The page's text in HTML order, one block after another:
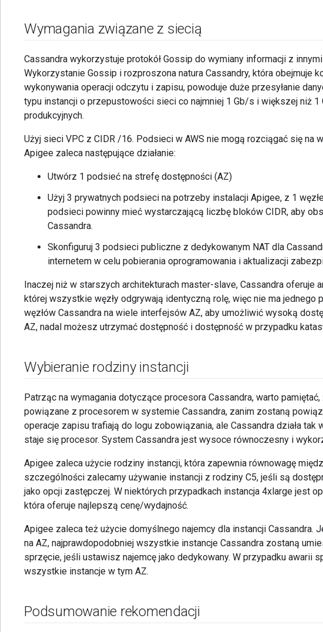
Wymagania związane z siecią
Cassandra wykorzystuje protokół Gossip do wymiany informacji z
Wykorzystanie Gossip i rozproszona natura Cassandry, która obejmuje
wykonywania operacji odczytu i zapisu, powoduje duże przesyłanie
typu instancji o przepustowości sieci co najmniej 1 Gb/s i większej niż
produkcyjnych.
Użyj sieci VPC z CIDR /16. Podsieci w AWS nie mogą rozciągać się na
Apigee zaleca następujące działanie:
Utwórz 1 podsieć na strefę dostępności (AZ)
Użyj 3 prywatnych podsieci na potrzeby instalacji Apigee, z 1
podsieci powinny mieć wystarczającą liczbę bloków CIDR, aby
Cassandra.
Skonfiguruj 3 podsieci publiczne z dedykowanym NAT dla
internetem w celu pobierania oprogramowania i aktualizacji
Inaczej niż w starszych architekturach master-slave, Cassandra oferuje
której wszystkie węzły odgrywają identyczną rolę, więc nie ma jednego
węzłów Cassandra na wiele interfejsów AZ, aby umożliwić wysoką
AZ, nadal możesz utrzymać dostępność i dostępność w przypadku
Wybieranie rodziny instancji
Patrząc na wymagania dotyczące procesora Cassandra, warto
powiązane z procesorem w systemie Cassandra, zanim zostaną
operacje zapisu trafiają do logu zobowiązania, ale Cassandra działa tak
staje się procesor. System Cassandra jest wysoce równoczesny i
Apigee zaleca użycie rodziny instancji, która zapewnia równowagę
szczególności zalecamy używanie instancji z rodziny C5, jeśli są
jako opcji zastępczej. W niektórych przypadkach instancja 4xlarge jest
która oferuje najlepszą cenę/wydajność.
Apigee zaleca też użycie domyślnego najemcy dla instancji Cassandra.
na AZ, najprawdopodobniej wszystkie instancje Cassandra zostaną
sprzęcie, jeśli ustawisz najemcę jako dedykowany. W przypadku awarii
wszystkie instancje w tym AZ.
Podsumowanie rekomendacji